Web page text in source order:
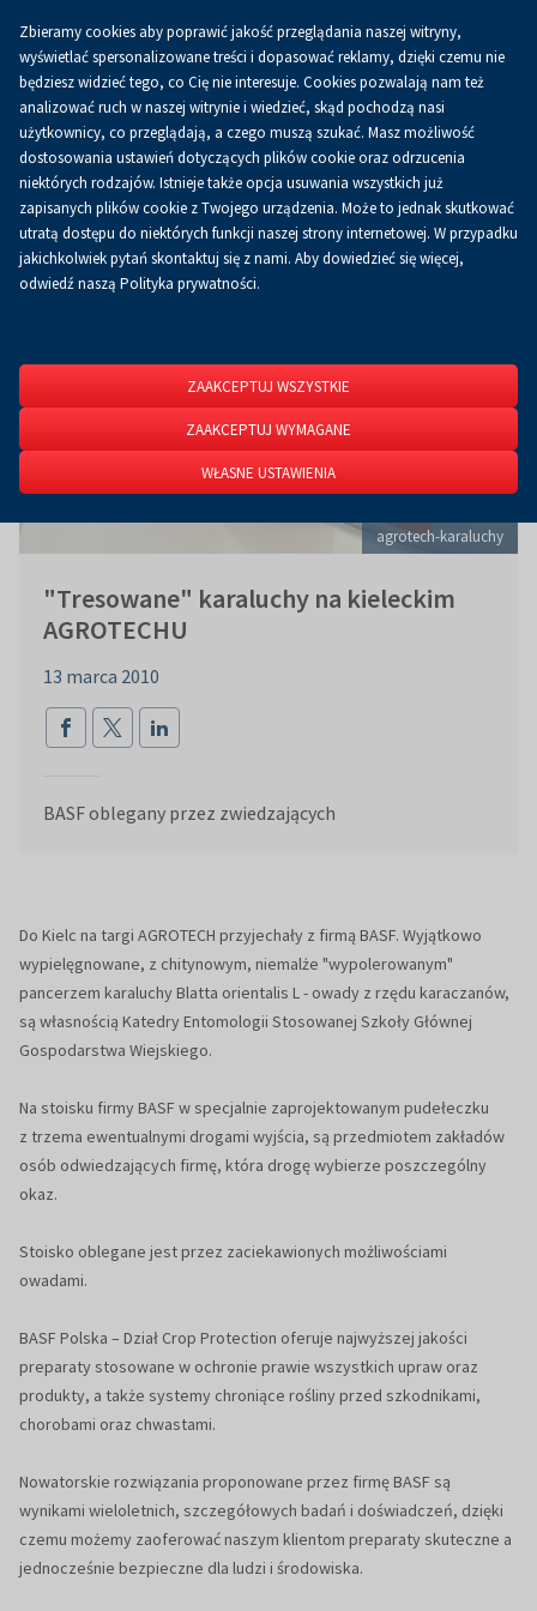
0.00 złKoszykPL
Strona główna O firmie Aktualności
Aktualności
agrotech-karaluchy
"Tresowane" karaluchy na kieleckim
AGROTECHU
13 marca 2010
BASF oblegany przez zwiedzających
Do Kielc na targi AGROTECH przyjechały z firmą BASF. Wyjątkowo
wypielęgnowane, z chitynowym, niemalże "wypolerowanym"
pancerzem karaluchy Blatta orientalis L - owady z rzędu karaczanów,
są własnością Katedry Entomologii Stosowanej Szkoły Głównej
Gospodarstwa Wiejskiego.
Na stoisku firmy BASF w specjalnie zaprojektowanym pudełeczku
z trzema ewentualnymi drogami wyjścia, są przedmiotem zakładów
osób odwiedzających firmę, która drogę wybierze poszczególny
okaz.
Stoisko oblegane jest przez zaciekawionych możliwościami
owadami.
BASF Polska – Dział Crop Protection oferuje najwyższej jakości
preparaty stosowane w ochronie prawie wszystkich upraw oraz
produkty, a także systemy chroniące rośliny przed szkodnikami,
chorobami oraz chwastami.
Nowatorskie rozwiązania proponowane przez firmę BASF są
wynikami wieloletnich, szczegółowych badań i doświadczeń, dzięki
czemu możemy zaoferować naszym klientom preparaty skuteczne a
jednocześnie bezpieczne dla ludzi i środowiska.
Zbieramy cookies aby poprawić jakość przeglądania naszej witryny,
wyświetlać spersonalizowane treści i dopasować reklamy, dzięki czemu nie
będziesz widzieć tego, co Cię nie interesuje. Cookies pozwalają nam też
analizować ruch w naszej witrynie i wiedzieć, skąd pochodzą nasi
użytkownicy, co przeglądają, a czego muszą szukać. Masz możliwość
dostosowania ustawień dotyczących plików cookie oraz odrzucenia
niektórych rodzajów. Istnieje także opcja usuwania wszystkich już
zapisanych plików cookie z Twojego urządzenia. Może to jednak skutkować
utratą dostępu do niektórych funkcji naszej strony internetowej. W przypadku
jakichkolwiek pytań skontaktuj się z nami. Aby dowiedzieć się więcej,
odwiedź naszą Polityka prywatności.
ZAAKCEPTUJ WSZYSTKIE
ZAAKCEPTUJ WYMAGANE
WŁASNE USTAWIENIA